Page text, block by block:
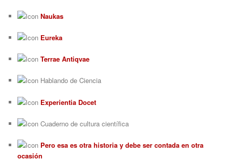
Naukas
Eureka
Terrae Antiqvae
Hablando de Ciencia
Experientia Docet
Cuaderno de cultura científica
Pero esa es otra historia y debe ser contada en otra
ocasión